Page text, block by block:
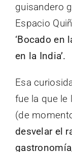
guisandero
Espacio
‘Bocado en
en la India’.
Esa
fue la que le
(de
desvelar el